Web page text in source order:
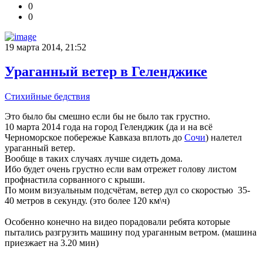
0
0
19 марта 2014, 21:52
Ураганный ветер в Геленджике
Стихийные бедствия
Это было бы смешно если бы не было так грустно.
10 марта 2014 года на город Геленджик (да и на всё
Черноморское побережье Кавказа вплоть до Сочи) налетел
ураганный ветер.
Вообще в таких случаях лучше сидеть дома.
Ибо будет очень грустно если вам отрежет голову листом
профнастила сорванного с крыши.
По моим визуальным подсчётам, ветер дул со скоростью 35-
40 метров в секунду. (это более 120 км\ч)
Особенно конечно на видео порадовали ребята которые
пытались разгрузить машину под ураганным ветром. (машина
приезжает на 3.20 мин)